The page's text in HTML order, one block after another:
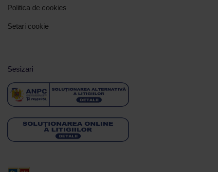
Politica de cookies
Setari cookie
Sesizari